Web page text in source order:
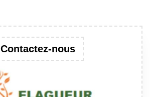
trop lourde et
donc
son équipes
Contactez-nous